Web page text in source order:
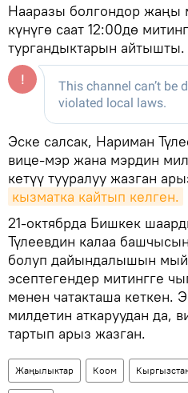
Нааразы болгондор жаңы
күнүгө саат 12:00дө
тургандыктарын айтышты.
Эске салсак, Нариман
вице-мэр жана мэрдин
кетүү тууралуу жазган
кызматка кайтып келген.
21-октябрда Бишкек
Түлеевдин калаа
болуп дайындалышын
эсептегендер митингге
менен чатакташа кеткен.
милдетин аткаруудан да,
тартып арыз жазган.
Жаңылыктар Коом